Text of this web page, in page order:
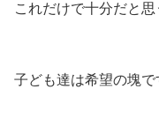
これだけで十分だと思
子ども達は希望の塊で